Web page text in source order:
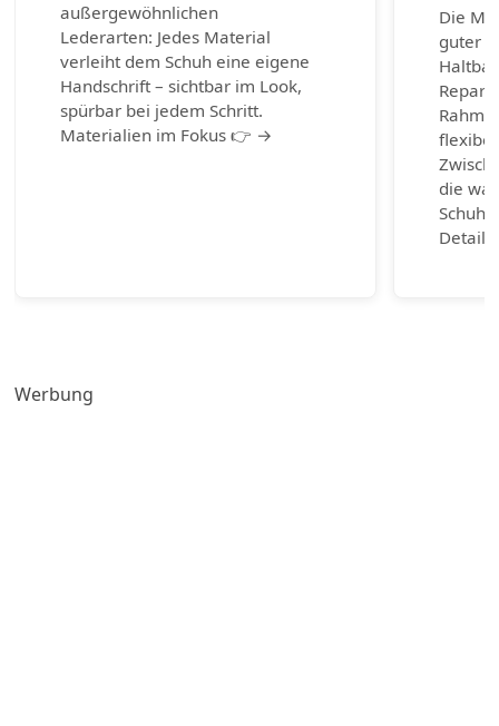
außergewöhnlichen
Lederarten: Jedes Material
verleiht dem Schuh eine eigene
Handschrift – sichtbar im Look,
spürbar bei jedem Schritt.
Materialien im Fokus 👉 →
Die
guter
flexibel
die
Detail
Werbung